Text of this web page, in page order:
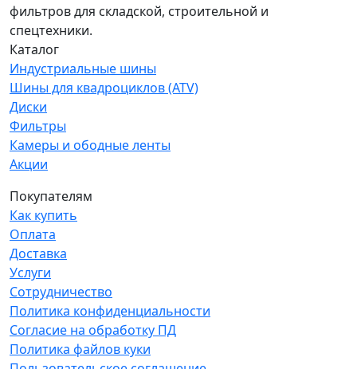
фильтров для складской, строительной и
спецтехники.
Каталог
Индустриальные шины
Шины для квадроциклов (ATV)
Диски
Фильтры
Камеры и ободные ленты
Акции
Покупателям
Как купить
Оплата
Доставка
Услуги
Сотрудничество
Политика конфиденциальности
Согласие на обработку ПД
Политика файлов куки